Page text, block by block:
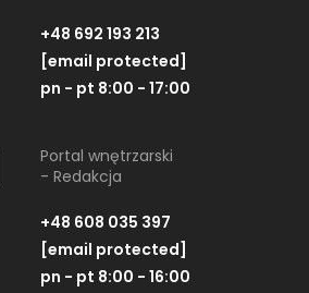
+48 692 193 213
[email protected]
pn - pt 8:00 - 17:00
Portal wnętrzarski
- Redakcja
+48 608 035 397
[email protected]
pn - pt 8:00 - 16:00